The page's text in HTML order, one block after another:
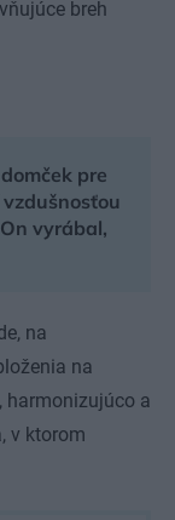
breh
pre
vyrábal,
na
na
harmonizujúco a
v ktorom